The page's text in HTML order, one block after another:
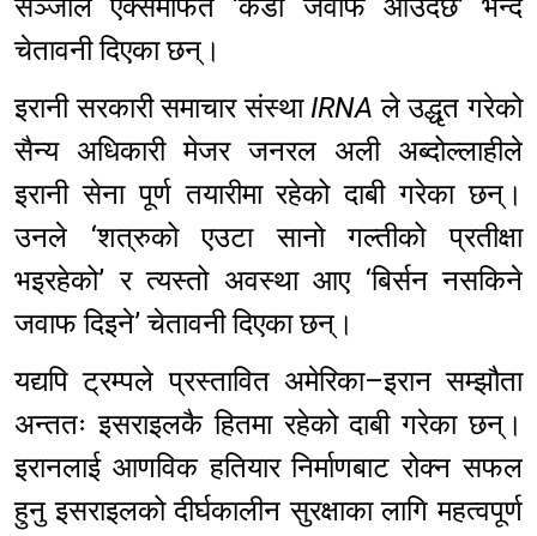
सञ्जाल एक्समार्फत ‘कडा जवाफ आउँदैछ’ भन्दै
चेतावनी दिएका छन्।
इरानी सरकारी समाचार संस्था IRNA ले उद्धृत गरेको
सैन्य अधिकारी मेजर जनरल अली अब्दोल्लाहीले
इरानी सेना पूर्ण तयारीमा रहेको दाबी गरेका छन्।
उनले ‘शत्रुको एउटा सानो गल्तीको प्रतीक्षा
भइरहेको’ र त्यस्तो अवस्था आए ‘बिर्सन नसकिने
जवाफ दिइने’ चेतावनी दिएका छन्।
यद्यपि ट्रम्पले प्रस्तावित अमेरिका–इरान सम्झौता
अन्ततः इसराइलकै हितमा रहेको दाबी गरेका छन्।
इरानलाई आणविक हतियार निर्माणबाट रोक्न सफल
हुनु इसराइलको दीर्घकालीन सुरक्षाका लागि महत्वपूर्ण